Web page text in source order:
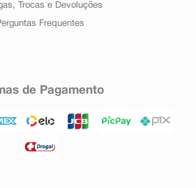
Trocas e Devoluções
Frequentes
de Pagamento